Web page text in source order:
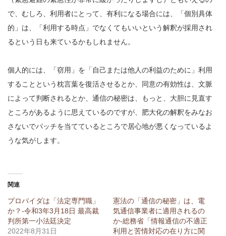
で、むしろ、利用者にとって、有利になる場合には、「個別具体
的」は、「利用する時点」でなくてもいいという解釈が採用され
るという日も来ているかもしれません。
個人的には、「窃用」を「自己または他人の利益のために」利用
することという枕言葉を復活させるとか、同意の有効性は、文脈
によって判断されるとか、通信の秘密は、もっと、大胆に見直す
ところがあるように思えているのですが、肥大化の解釈をみなお
さないでパッチを当てているところで居心地が悪くなっているよ
うな気がします。
関連
プロバイダは「法定専門職」
か？-令和3年3月18日 最高裁
判所第一小法廷決定
2022年8月31日
憲法の「通信の秘密」は、電
気通信事業者に適用されるの
か-総務省「情報通信の不適正
利用と苦情対応の在り方に関